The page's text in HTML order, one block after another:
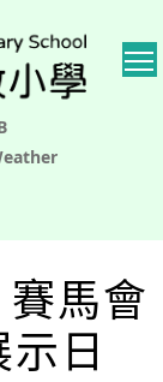
馬會
日